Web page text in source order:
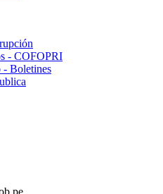
- COFOPRI
- Boletines